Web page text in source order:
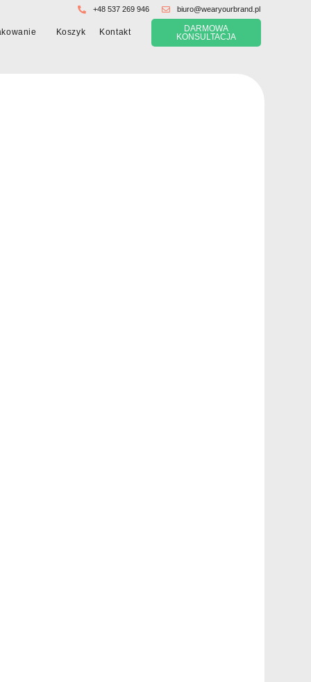
+48 537 269 946 biuro@wearyourbrand.pl
Koszyk Kontakt
DARMOWA
KONSULTACJA